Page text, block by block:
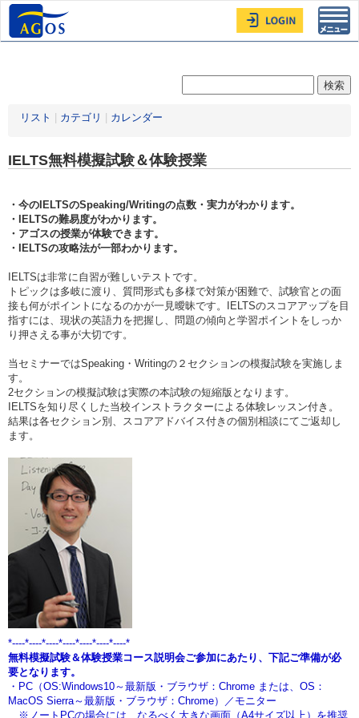
リスト カテゴリ カレンダー
IELTS無料模擬試験＆体験授業
・今のIELTSのSpeaking/Writingの点数・実力がわかります。
・IELTSの難易度がわかります。
・アゴスの授業が体験できます。
・IELTSの攻略法が一部わかります。
IELTSは非常に自習が難しいテストです。
トピックは多岐に渡り、質問形式も多様で対策が困難で、試験官との面
接も何がポイントになるのかが一見曖昧です。IELTSのスコアアップを目
指すには、現状の英語力を把握し、問題の傾向と学習ポイントをしっか
り押さえる事が大切です。
当セミナーではSpeaking・Writingの２セクションの模擬試験を実施しま
す。
2セクションの模擬試験は実際の本試験の短縮版となります。
IELTSを知り尽くした当校インストラクターによる体験レッスン付き。
結果は各セクション別、スコアアドバイス付きの個別相談にてご返却し
ます。
*----*----*----*----*----*----*----*
無料模擬試験＆体験授業コース説明会ご参加にあたり、下記ご準備が必
要となります。
・PC（OS:Windows10～最新版・ブラウザ：Chrome または、OS：
MacOS Sierra～最新版・ブラウザ：Chrome）／モニター
※ノートPCの場合には、なるべく大きな画面（A4サイズ以上）を推奨